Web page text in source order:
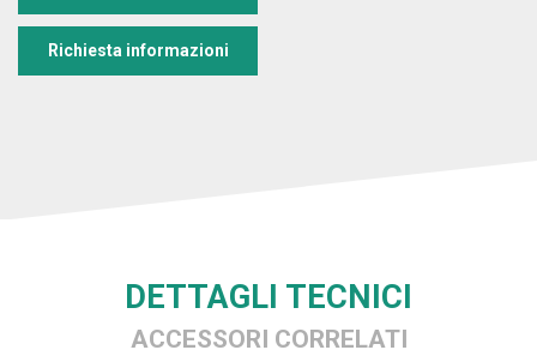
Richiesta informazioni
DETTAGLI TECNICI
ACCESSORI CORRELATI